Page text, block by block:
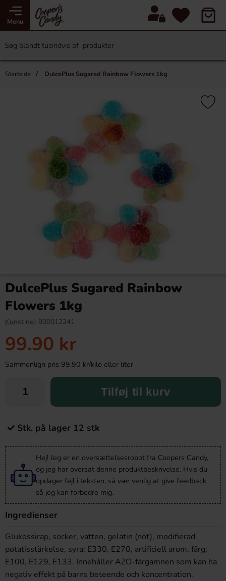
Menu
Startside DulcePlus Sugared Rainbow Flowers 1kg
DulcePlus Sugared Rainbow
Flowers 1kg
Kunst nej: 800012241
99.90 kr
Sammenlign pris 99.90 kr/kilo eller liter
Tilføj til kurv
Stk. på lager 12 stk
Hej! Jeg er en oversættelsesrobot fra Coopers Candy,
og jeg har oversat denne produktbeskrivelse. Hvis du
opdager fejl i teksten, så vær venlig at give feedback
så jeg kan forbedre mig.
Ingredienser
Glukossirap, socker, vatten, gelatin (nöt), modifierad
potatisstärkelse, syra; E330, E270, artificiell arom, färg;
E100, E129, E133. Innehåller AZO-färgämnen som kan ha
negativ effekt på barns beteende och koncentration.